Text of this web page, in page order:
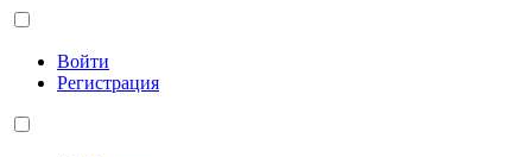
Войти
Регистрация